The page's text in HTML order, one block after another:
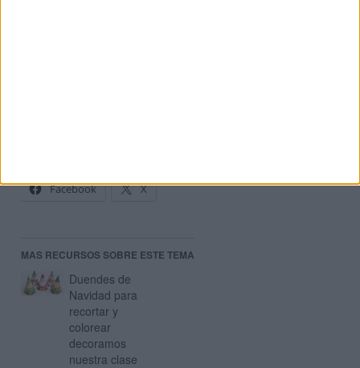
Facebook
X
MAS RECURSOS SOBRE ESTE TEMA
Duendes de
Navidad para
recortar y
colorear
decoramos
nuestra clase